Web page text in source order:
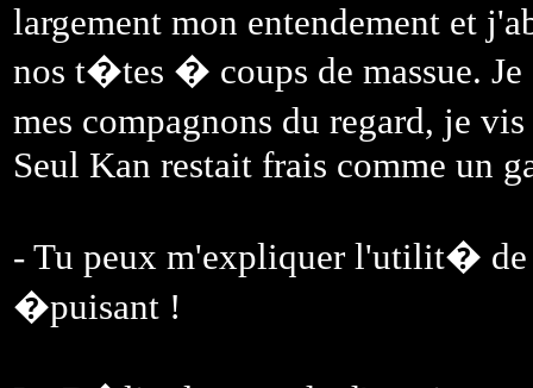
largement mon entendement et
nos t�tes � coups de massue.
mes compagnons du regard, je
Seul Kan restait frais comme un
- Tu peux m'expliquer l'utilit� de
�puisant !